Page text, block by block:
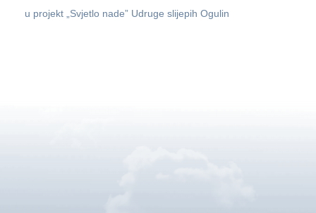
u projekt „Svjetlo nade” Udruge slijepih Ogulin